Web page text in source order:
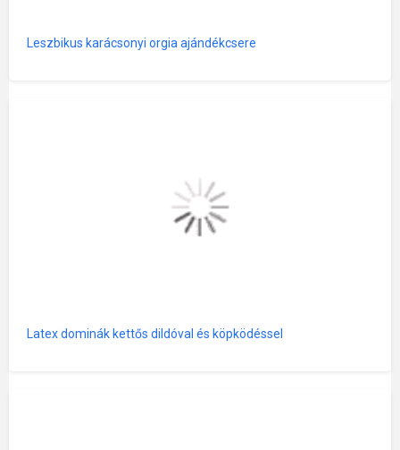
Leszbikus karácsonyi orgia ajándékcsere
Latex dominák kettős dildóval és köpködéssel